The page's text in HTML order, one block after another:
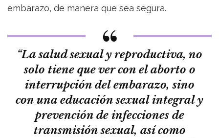
embarazo, de manera que sea segura.
“La salud sexual y reproductiva, no
solo tiene que ver con el aborto o
interrupción del embarazo, sino
con una educación sexual integral y
prevención de infecciones de
transmisión sexual, así como